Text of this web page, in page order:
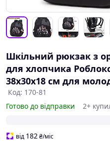
Шкільний рюкзак з
для хлопчика
38х30х18 см для
Код: 170-81
Готово до відправки
2+
від 182₴/міс